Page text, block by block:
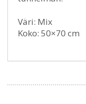
Väri: Mix
Koko: 50×70 cm